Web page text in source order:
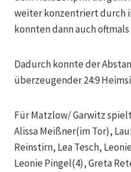
weiter konzentriert durch
konnten dann auch
Dadurch konnte der
überzeugender 24:9
Für Matzlow/ Garwitz
Alissa Meißner(im Tor),
Reinstirn, Lea Tesch,
Leonie Pingel(4), Greta